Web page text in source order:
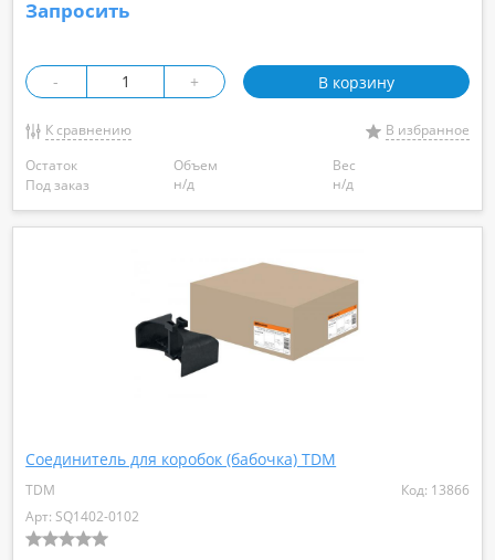
Запросить
- + В корзину
К сравнению
В избранное
Остаток
Под заказ
Объем
н/д
Вес
н/д
Соединитель для коробок (бабочка) TDM
TDM
Код: 13866
Арт: SQ1402-0102